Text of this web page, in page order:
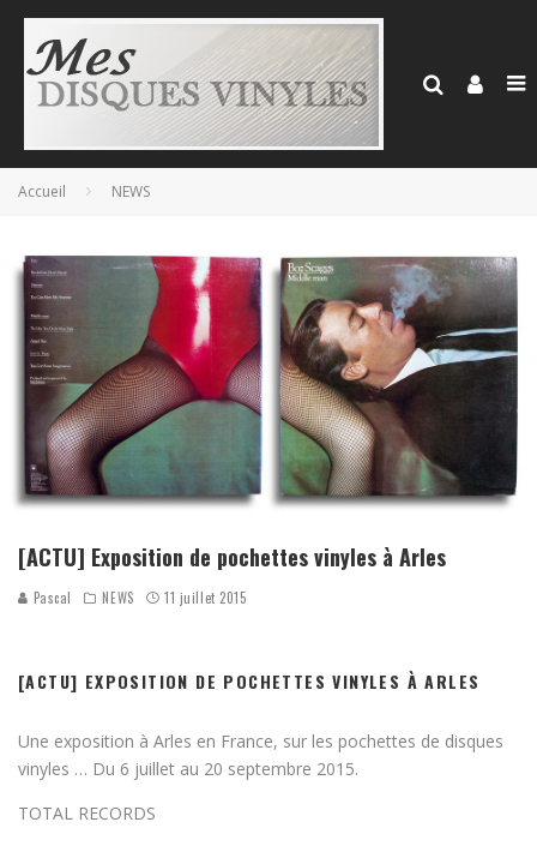
Accueil NEWS
[ACTU] Exposition de pochettes vinyles à Arles
Pascal NEWS 11 juillet 2015
[ACTU] EXPOSITION DE POCHETTES VINYLES À ARLES
Une exposition à Arles en France, sur les pochettes de disques
vinyles … Du 6 juillet au 20 septembre 2015.
TOTAL RECORDS